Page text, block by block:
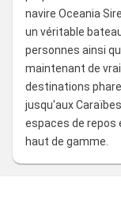
long de la journée,
réapprovisionnées
réfrigéré, produits
avec films à la
navire Oceania
un véritable
personnes ainsi
maintenant de
destinations
jusqu'aux
espaces de repos
haut de gamme.